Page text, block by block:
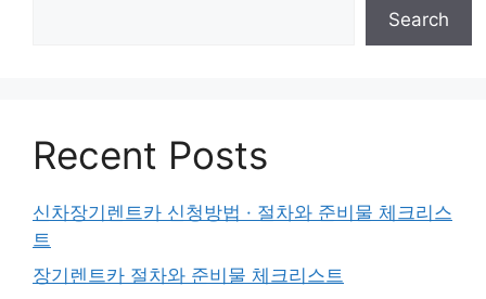
Search
Recent Posts
신차장기렌트카 신청방법 · 절차와 준비물 체크리스
트
장기렌트카 절차와 준비물 체크리스트